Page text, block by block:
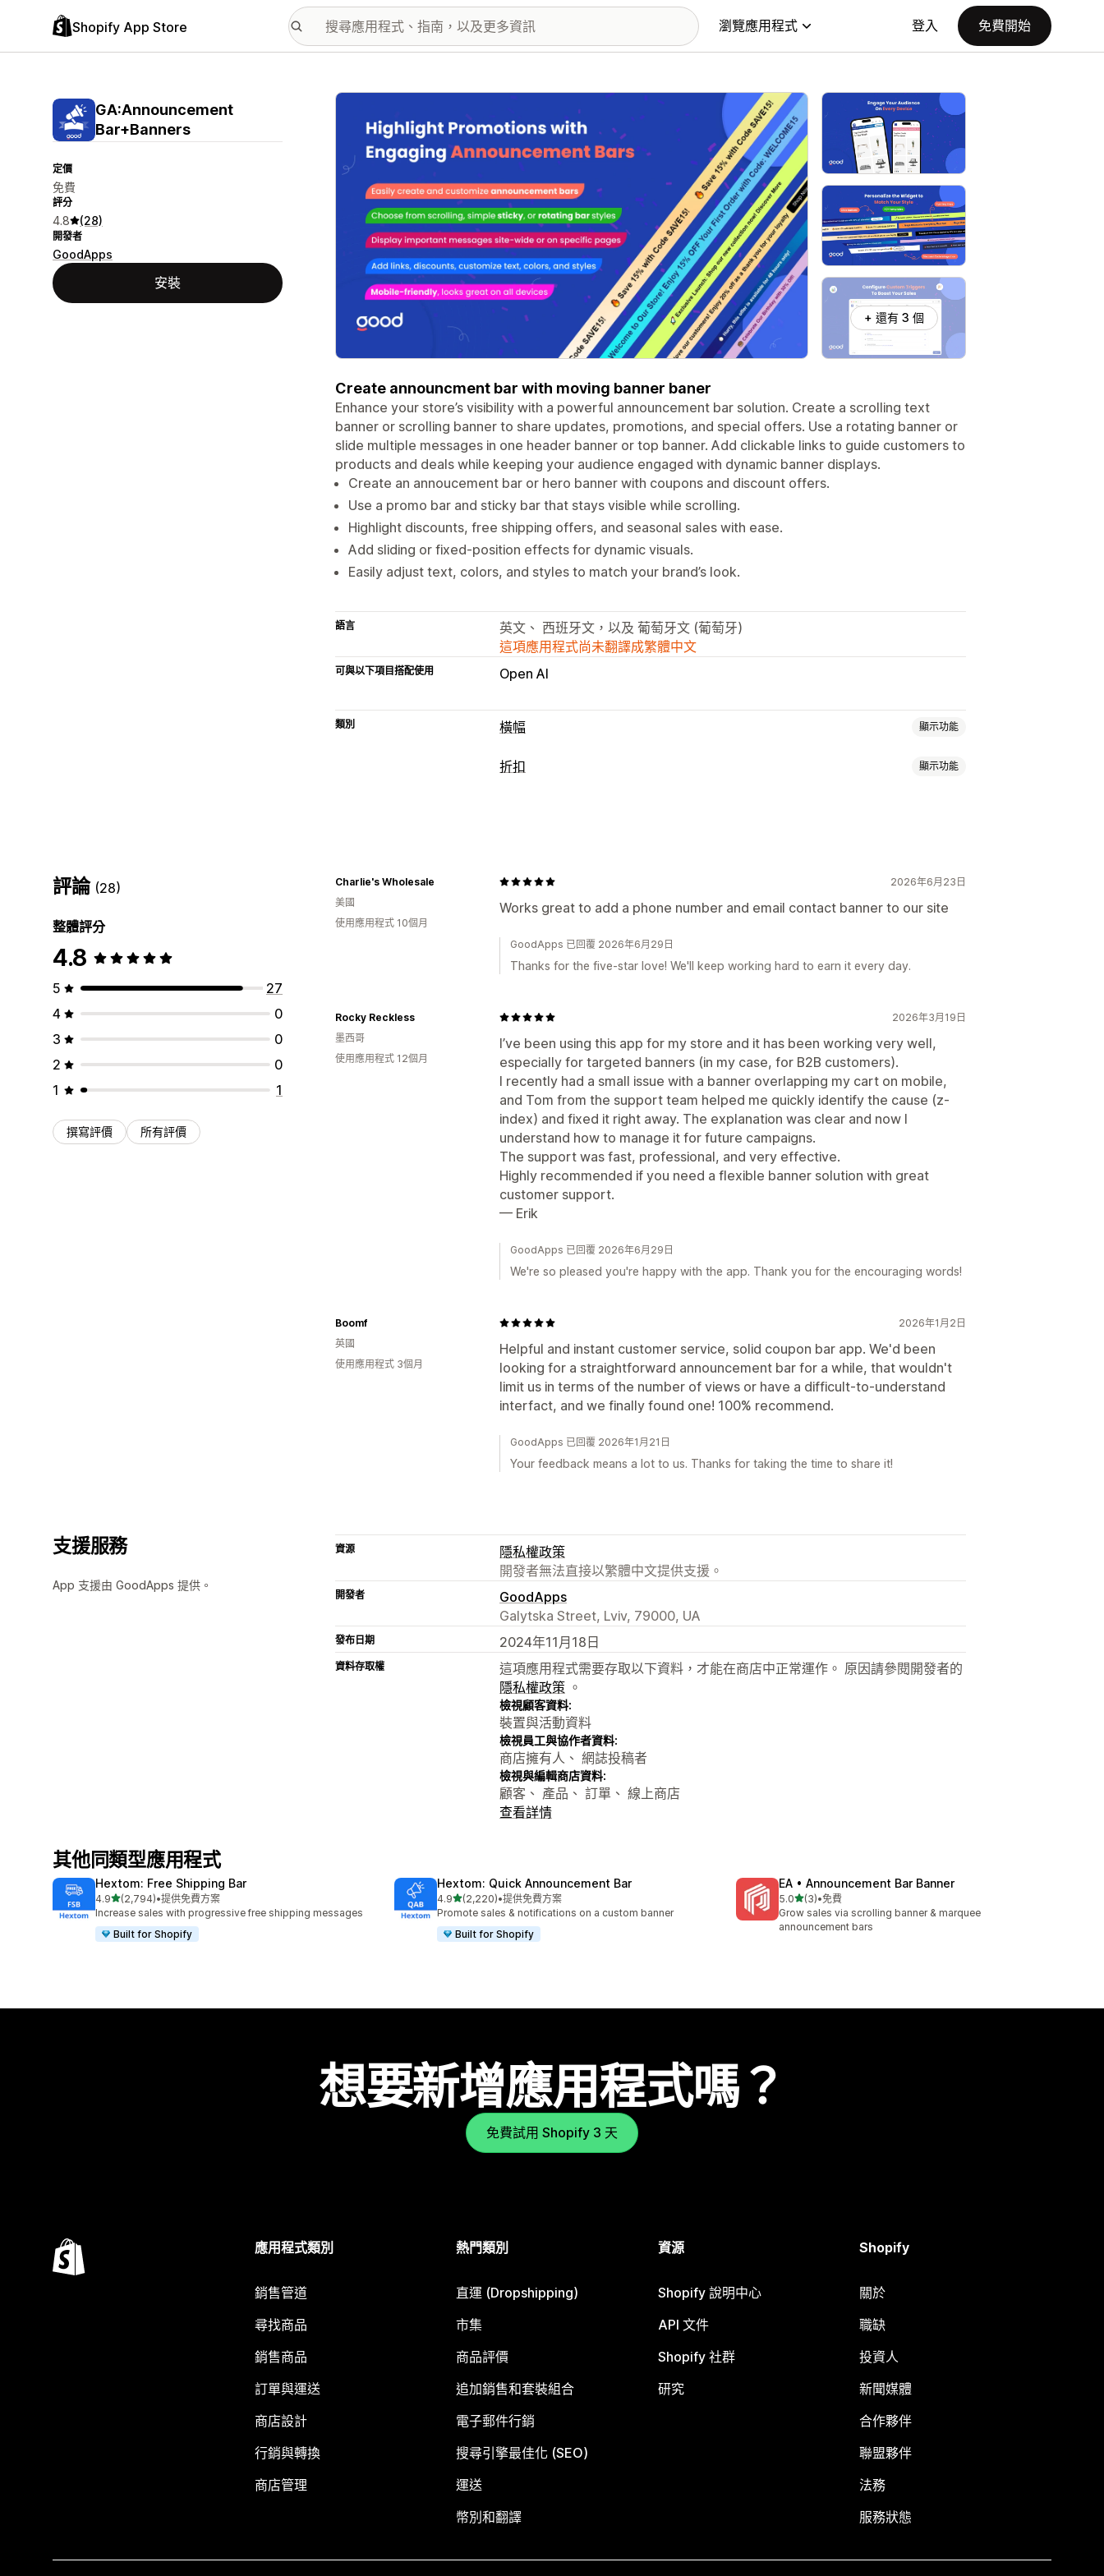
Shopify App Store 瀏覽應用程式 登入 免費開始
GA:Announcement
Bar+Banners
定價
免費
評分
4.8 (28)
開發者
GoodApps
安裝
主要圖片圖庫
+ 還有 3 個
Create announcment bar with moving banner baner
Enhance your store’s visibility with a powerful announcement bar solution. Create a scrolling text
banner or scrolling banner to share updates, promotions, and special offers. Use a rotating banner or
slide multiple messages in one header banner or top banner. Add clickable links to guide customers to
products and deals while keeping your audience engaged with dynamic banner displays.
Create an annoucement bar or hero banner with coupons and discount offers.
Use a promo bar and sticky bar that stays visible while scrolling.
Highlight discounts, free shipping offers, and seasonal sales with ease.
Add sliding or fixed-position effects for dynamic visuals.
Easily adjust text, colors, and styles to match your brand’s look.
語言
英文、 西班牙文，以及 葡萄牙文 (葡萄牙)
這項應用程式尚未翻譯成繁體中文
可與以下項目搭配使用 Open AI
類別 橫幅 顯示功能
橫幅類型
分析與報告
折扣 顯示功能
編輯工具
觸發條件與規則
電子郵件收集清單 目標設定 地理位置 標記 追蹤 報告 A/B 測試
評論 (28)
整體評分
4.8
5
27
4
0
3
0
2
0
1
1
撰寫評價 所有評價
2026年6月23日
Works great to add a phone number and email contact banner to our site
Charlie's Wholesale
美國
使用應用程式 10個月
GoodApps 已回覆 2026年6月29日
Thanks for the five-star love! We'll keep working hard to earn it every day.
2026年3月19日
I’ve been using this app for my store and it has been working very well,
especially for targeted banners (in my case, for B2B customers).
I recently had a small issue with a banner overlapping my cart on mobile,
and Tom from the support team helped me quickly identify the cause (z-
index) and fixed it right away. The explanation was clear and now I
understand how to manage it for future campaigns.
The support was fast, professional, and very effective.
Highly recommended if you need a flexible banner solution with great
customer support.
— Erik
Rocky Reckless
墨西哥
使用應用程式 12個月
GoodApps 已回覆 2026年6月29日
We're so pleased you're happy with the app. Thank you for the encouraging words!
2026年1月2日
Helpful and instant customer service, solid coupon bar app. We'd been
looking for a straightforward announcement bar for a while, that wouldn't
limit us in terms of the number of views or have a difficult-to-understand
interfact, and we finally found one! 100% recommend.
Boomf
英國
使用應用程式 3個月
GoodApps 已回覆 2026年1月21日
Your feedback means a lot to us. Thanks for taking the time to share it!
支援服務
App 支援由 GoodApps 提供。
資源
隱私權政策
開發者無法直接以繁體中文提供支援。
開發者
GoodApps
Galytska Street, Lviv, 79000, UA
發布日期 2024年11月18日
資料存取權
這項應用程式需要存取以下資料，才能在商店中正常運作。 原因請參閱開發者的
隱私權政策 。
檢視顧客資料:
裝置與活動資料
檢視員工與協作者資料:
商店擁有人、 網誌投稿者
檢視與編輯商店資料:
顧客、 產品、 訂單、 線上商店
查看詳情
其他同類型應用程式
Hextom: Free Shipping Bar
4.9滿分 5 顆星
(2,794)
共有 2794 則評價
•提供免費方案
Increase sales with progressive free shipping messages
Built for Shopify
Hextom: Quick Announcement Bar
4.9滿分 5 顆星
(2,220)
共有 2220 則評價
•提供免費方案
Promote sales & notifications on a custom banner
Built for Shopify
EA • Announcement Bar Banner
5.0滿分 5 顆星
(3)
共有 3 則評價
•免費
Grow sales via scrolling banner & marquee
announcement bars
想要新增應用程式嗎？
免費試用 Shopify 3 天
應用程式類別
銷售管道
尋找商品
銷售商品
訂單與運送
商店設計
行銷與轉換
商店管理
熱門類別
直運 (Dropshipping)
市集
商品評價
追加銷售和套裝組合
電子郵件行銷
搜尋引擎最佳化 (SEO)
運送
幣別和翻譯
資源
Shopify 說明中心
API 文件
Shopify 社群
研究
Shopify
關於
職缺
投資人
新聞媒體
合作夥伴
聯盟夥伴
法務
服務狀態